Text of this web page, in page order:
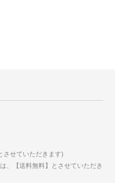
させていただきます)
、【送料無料】とさせていただき